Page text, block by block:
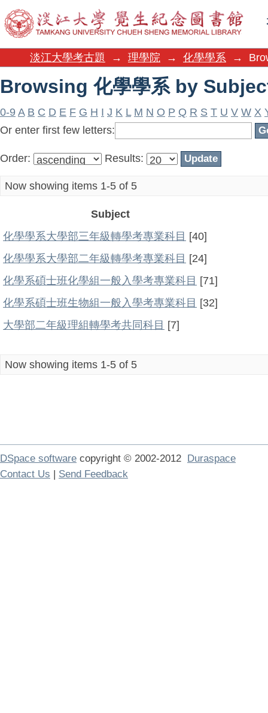
Browsing 化學學系 by
淡江大學考古題 → 理學院 → 化學學系 →
Browsing 化學學系 by
0-9 A B C D E F G H I J K L M N O P Q R S T U V W X
Or enter first few letters:
Order: Results:
Now showing items 1-5 of 5
Subject
化學學系大學部三年級轉學考專業科目 [40]
化學學系大學部二年級轉學考專業科目 [24]
化學系碩士班化學組一般入學考專業科目 [71]
化學系碩士班生物組一般入學考專業科目 [32]
大學部二年級理組轉學考共同科目 [7]
Now showing items 1-5 of 5
DSpace software copyright © 2002-2012 Duraspace
Contact Us | Send Feedback